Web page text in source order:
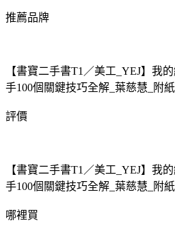
推薦品牌
【書寶二手書T1／美工_YEJ】我
手100個關鍵技巧全解_葉慈慧_附
評價
【書寶二手書T1／美工_YEJ】我
手100個關鍵技巧全解_葉慈慧_附
哪裡買